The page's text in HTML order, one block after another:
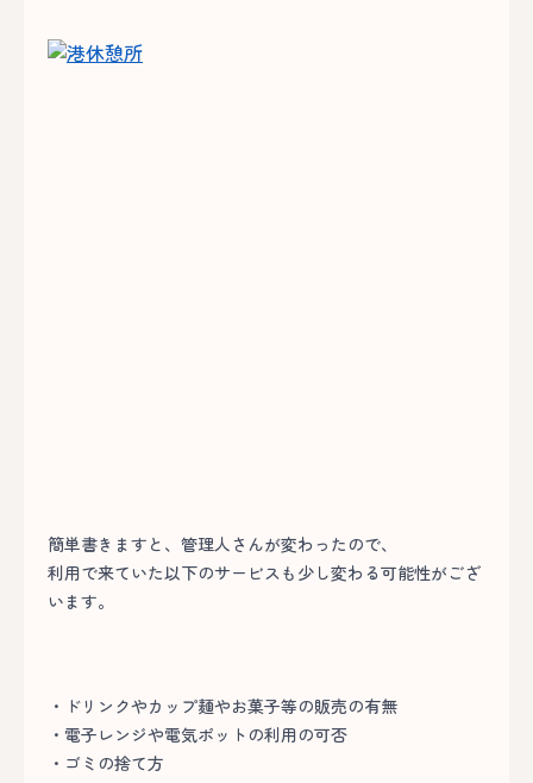
簡単書きますと、管理人さんが変わったので、
利用で来ていた以下のサービスも少し変わる可能性がござ
います。
・ドリンクやカップ麺やお菓子等の販売の有無
・電子レンジや電気ポットの利用の可否
・ゴミの捨て方